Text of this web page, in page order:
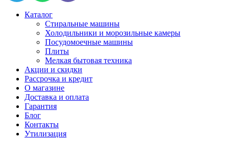
Каталог
Стиральные машины
Холодильники и морозильные камеры
Посудомоечные машины
Плиты
Мелкая бытовая техника
Акции и скидки
Рассрочка и кредит
О магазине
Доставка и оплата
Гарантия
Блог
Контакты
Утилизация